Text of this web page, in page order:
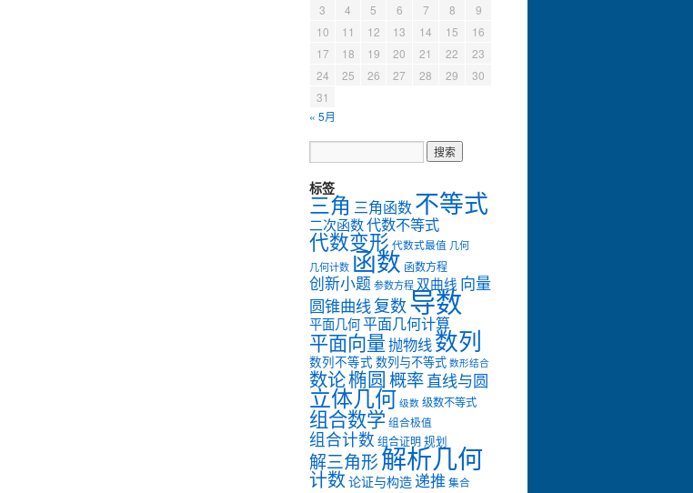
3
4 5 6 7 8
9
10
11 12 13 14 15
16
17
18 19 20 21 22
23
24
25 26 27 28 29
30
31
« 5月
标签
三角 三角函数不等式
二次函数代数不等式
代数变形 代数式最值 几何
几何计数 函数 函数方程
创新小题 参数方程 双曲线 向量
圆锥曲线复数导数
平面几何平面几何计算
平面向量抛物线数列
数列不等式 数列与不等式 数形结合
数论椭圆 概率直线与圆
立体几何 级数 级数不等式
组合数学 组合极值
组合计数 组合证明规划
解三角形解析几何
计数 论证与构造递推 集合